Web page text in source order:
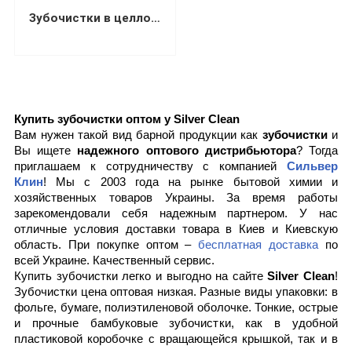
Зубочистки в целлофане без ментола (1000 штук)
Купить зубочистки оптом у Silver Clean
Вам нужен такой вид барной продукции как зубочистки и
Вы ищете надежного оптового дистрибьютора? Тогда
приглашаем к сотрудничеству с компанией Сильвер
Клин! Мы с 2003 года на рынке бытовой химии и
хозяйственных товаров Украины. За время работы
зарекомендовали себя надежным партнером. У нас
отличные условия доставки товара в Киев и Киевскую
область. При покупке оптом – бесплатная доставка по
всей Украине. Качественный сервис.
Купить зубочистки легко и выгодно на сайте Silver Clean!
Зубочистки цена оптовая низкая. Разные виды упаковки: в
фольге, бумаге, полиэтиленовой оболочке. Тонкие, острые
и прочные бамбуковые зубочистки, как в удобной
пластиковой коробочке с вращающейся крышкой, так и в